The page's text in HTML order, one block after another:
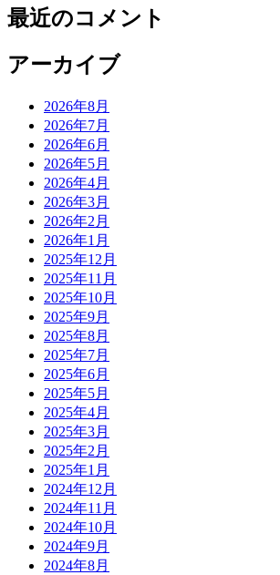
最近のコメント
アーカイブ
2026年8月
2026年7月
2026年6月
2026年5月
2026年4月
2026年3月
2026年2月
2026年1月
2025年12月
2025年11月
2025年10月
2025年9月
2025年8月
2025年7月
2025年6月
2025年5月
2025年4月
2025年3月
2025年2月
2025年1月
2024年12月
2024年11月
2024年10月
2024年9月
2024年8月